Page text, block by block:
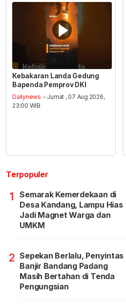
Kebakaran Landa Gedung
Bapenda Pemprov DKI
Dailynews - Jumat , 07 Aug 2026,
23:00 WIB
Terpopuler
1
Semarak Kemerdekaan di
Desa Kandang, Lampu Hias
Jadi Magnet Warga dan
UMKM
2 Sepekan Berlalu, Penyintas
Banjir Bandang Padang
Masih Bertahan di Tenda
Pengungsian